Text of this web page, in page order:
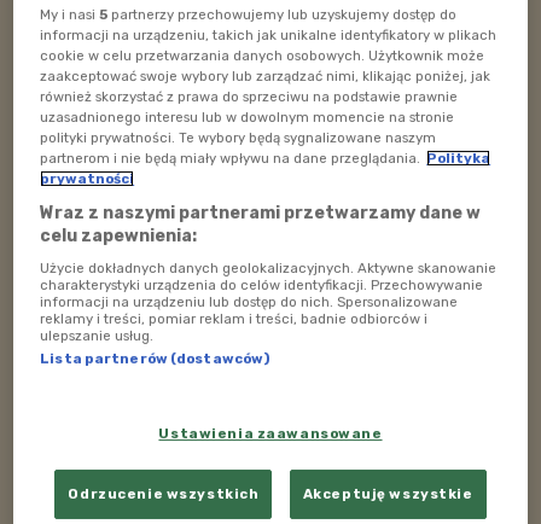
transformują w zdrowym organizmie i tworzą
filtry– dodała Bożena Grechuta. Co więcej,
naturalną ochronę oka może zapewnić również
spożywanie m.in. szpinaku, marchewki czy jagód.
POSŁUCHAJ
59:40
Pierwsze badania wzroku nierzadko pojawiają się, kiedy
odległości. Uwagę rodzica powinno zwrócić także
niewłaściwe ustawienie oczu dziecka. Jeśli jednak nic
takiego nie ma miejsca, wizytę u okulisty dobrze jest
My i nasi5 partnerzy przechowujemy lub uzyskujemy dostęp do
informacji na urządzeniu, takich jak unikalne identyfikatory w plikach
cookie w celu przetwarzania danych osobowych. Użytkownik może
zaakceptować swoje wybory lub zarządzać nimi, klikając poniżej, jak
również skorzystać z prawa do sprzeciwu na podstawie prawnie
uzasadnionego interesu lub w dowolnym momencie na stronie
polityki prywatności. Te wybory będą sygnalizowane naszym
partnerom i nie będą miały wpływu na dane przeglądania.
Polityka
prywatności
Wraz z naszymi partnerami przetwarzamy dane w
celu zapewnienia:
Użycie dokładnych danych geolokalizacyjnych. Aktywne skanowanie
charakterystyki urządzenia do celów identyfikacji. Przechowywanie
informacji na urządzeniu lub dostęp do nich. Spersonalizowane
reklamy i treści, pomiar reklam i treści, badnie odbiorców i
ulepszanie usług.
Lista partnerów (dostawców)
Ustawienia zaawansowane
Odrzucenie wszystkich Akceptuję wszystkie